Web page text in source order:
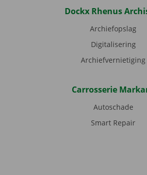
Dockx Rhenus
Archiefopslag
Digitalisering
Archiefvernietiging
Carrosserie
Autoschade
Smart Repair